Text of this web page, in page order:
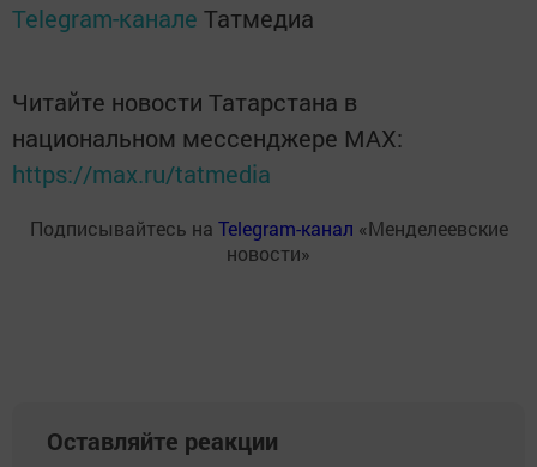
Telegram-канале Татмедиа
Читайте новости Татарстана в
национальном мессенджере MАХ:
https://max.ru/tatmedia
Подписывайтесь на Telegram-канал «Менделеевские
новости»
Оставляйте реакции